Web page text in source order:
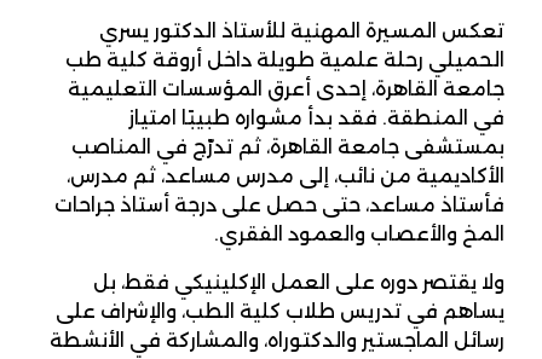
تعكس المسيرة المهنية للأستاذ الدكتور يسري
الحميلي رحلة علمية طويلة داخل أروقة كلية طب
جامعة القاهرة، إحدى أعرق المؤسسات التعليمية
في المنطقة. فقد بدأ مشواره طبيبًا امتياز
بمستشفى جامعة القاهرة، ثم تدرّج في المناصب
الأكاديمية من نائب، إلى مدرس مساعد، ثم مدرس،
فأستاذ مساعد، حتى حصل على درجة أستاذ جراحات
المخ والأعصاب والعمود الفقري.
ولا يقتصر دوره على العمل الإكلينيكي فقط، بل
يساهم في تدريس طلاب كلية الطب، والإشراف على
رسائل الماجستير والدكتوراه، والمشاركة في الأنشطة